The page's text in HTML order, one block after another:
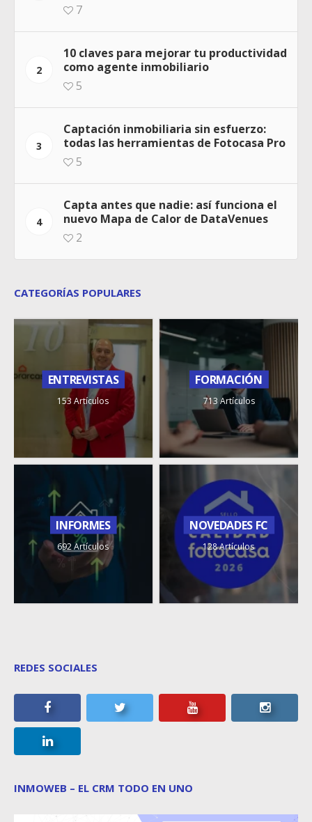
7
2
10 claves para mejorar tu productividad
como agente inmobiliario
5
3
Captación inmobiliaria sin esfuerzo:
todas las herramientas de Fotocasa Pro
5
4
Capta antes que nadie: así funciona el
nuevo Mapa de Calor de DataVenues
2
CATEGORÍAS POPULARES
ENTREVISTAS
153 Artículos
FORMACIÓN
713 Artículos
INFORMES
692 Artículos
NOVEDADES FC
128 Artículos
REDES SOCIALES
INMOWEB – EL CRM TODO EN UNO